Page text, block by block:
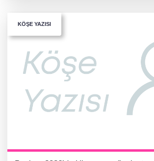
KÖŞE YAZISI